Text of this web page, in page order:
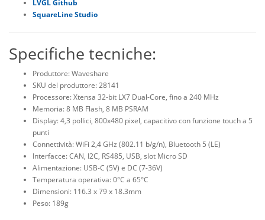
LVGL Github
SquareLine Studio
Specifiche tecniche:
Produttore: Waveshare
SKU del produttore: 28141
Processore: Xtensa 32-bit LX7 Dual-Core, fino a 240 MHz
Memoria: 8 MB Flash, 8 MB PSRAM
Display: 4,3 pollici, 800x480 pixel, capacitivo con funzione touch a 5
punti
Connettività: WiFi 2,4 GHz (802.11 b/g/n), Bluetooth 5 (LE)
Interfacce: CAN, I2C, RS485, USB, slot Micro SD
Alimentazione: USB-C (5V) e DC (7-36V)
Temperatura operativa: 0°C a 65°C
Dimensioni: 116.3 x 79 x 18.3mm
Peso: 189g